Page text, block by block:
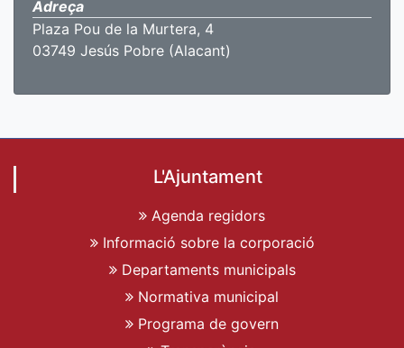
Adreça
Plaza Pou de la Murtera, 4
03749 Jesús Pobre (Alacant)
L'Ajuntament
Agenda regidors
Informació sobre la corporació
Departaments municipals
Normativa municipal
Programa de govern